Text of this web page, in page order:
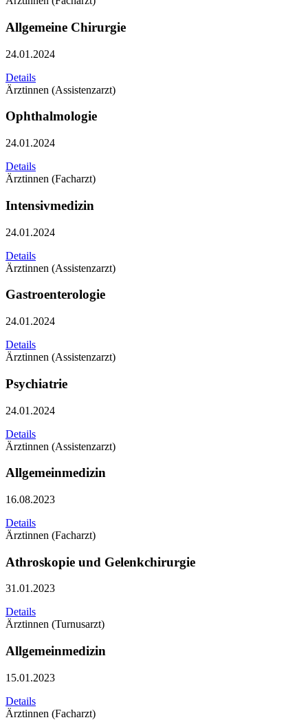
Allgemeine Chirurgie
24.01.2024
Details
Ärztinnen (Assistenzarzt)
Ophthalmologie
24.01.2024
Details
Ärztinnen (Facharzt)
Intensivmedizin
24.01.2024
Details
Ärztinnen (Assistenzarzt)
Gastroenterologie
24.01.2024
Details
Ärztinnen (Assistenzarzt)
Psychiatrie
24.01.2024
Details
Ärztinnen (Assistenzarzt)
Allgemeinmedizin
16.08.2023
Details
Ärztinnen (Facharzt)
Athroskopie und Gelenkchirurgie
31.01.2023
Details
Ärztinnen (Turnusarzt)
Allgemeinmedizin
15.01.2023
Details
Ärztinnen (Facharzt)